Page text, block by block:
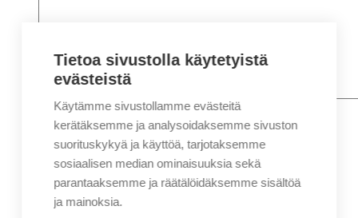
Nimi*
Etunimi
Sukunimi
Sähköposti*
Tietoa sivustolla käytetyistä
evästeistä
Käytämme sivustollamme evästeitä
kerätäksemme ja analysoidaksemme sivuston
suorituskykyä ja käyttöä, tarjotaksemme
sosiaalisen median ominaisuuksia sekä
parantaaksemme ja räätälöidäksemme sisältöä
ja mainoksia.